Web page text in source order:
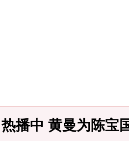
热播中 黄曼为陈宝